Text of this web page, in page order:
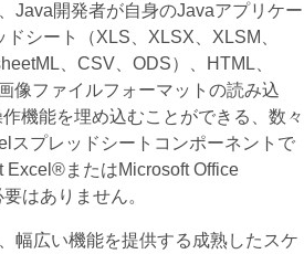
Java開発者が自身のJavaアプリケー
シート（XLS、XLSX、XLSM、
、CSV、ODS）、HTML、
像ファイルフォーマットの読み込
機能を埋め込むことができる、数々
スプレッドシートコンポーネントで
Excel®またはMicrosoft Office
はありません。
幅広い機能を提供する成熟したスケ